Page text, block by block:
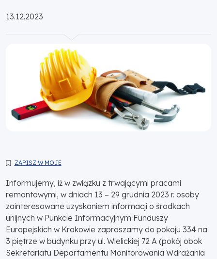
Opublikowano:
13.12.2023
ZAPISZ W MOJE
Informujemy, iż w związku z trwającymi pracami
remontowymi, w dniach 13 – 29 grudnia 2023 r. osoby
zainteresowane uzyskaniem informacji o środkach
unijnych w Punkcie Informacyjnym Funduszy
Europejskich w Krakowie zapraszamy do pokoju 334 na
3 piętrze w budynku przy ul. Wielickiej 72 A (pokój obok
Sekretariatu Departamentu Monitorowania Wdrażania